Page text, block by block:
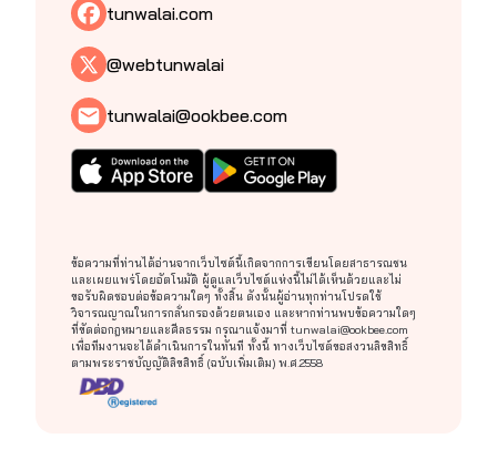
tunwalai.com
@webtunwalai
tunwalai@ookbee.com
ข้อความที่ท่านได้อ่านจากเว็บไซต์นี้เกิดจากการเขียนโดยสาธารณชน
และเผยแพร่โดยอัตโนมัติ ผู้ดูแลเว็บไซต์แห่งนี้ไม่ได้เห็นด้วยและไม่
ขอรับผิดชอบต่อข้อความใดๆ ทั้งสิ้น ดังนั้นผู้อ่านทุกท่านโปรดใช้
วิจารณญาณในการกลั่นกรองด้วยตนเอง และหากท่านพบข้อความใดๆ
ที่ขัดต่อกฎหมายและศีลธรรม กรุณาแจ้งมาที่ tunwalai@ookbee.com
เพื่อทีมงานจะได้ดำเนินการในทันที ทั้งนี้ ทางเว็บไซต์ขอสงวนลิขสิทธิ์
ตามพระราชบัญญัติลิขสิทธิ์ (ฉบับเพิ่มเติม) พ.ศ.2558